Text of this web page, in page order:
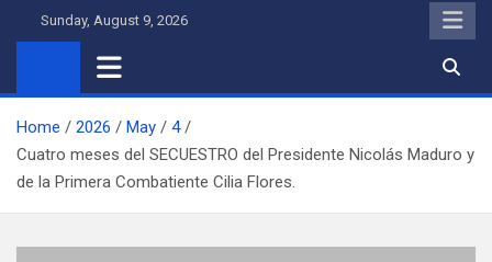
Sunday, August 9, 2026
Home 2026 May
4
Cuatro meses del SECUESTRO del Presidente Nicolás Maduro y
de la Primera Combatiente Cilia Flores.